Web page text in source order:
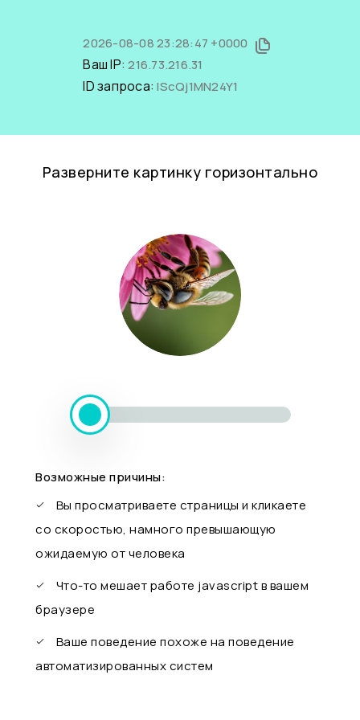
2026-08-08 23:28:47 +0000
Ваш IP:216.73.216.31
ID запроса:lScQj1MN24Y1
Разверните картинку горизонтально
Возможные причины:
Вы просматриваете страницы и кликаете
со скоростью, намного превышающую
ожидаемую от человека
Что-то мешает работе javascript в вашем
браузере
Ваше поведение похоже на поведение
автоматизированных систем